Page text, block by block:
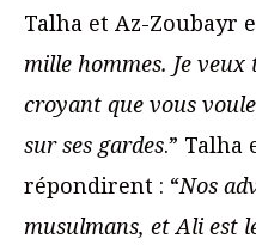
Talha et Az-Zoubayr
mille hommes. Je
croyant que vous
sur ses gardes.” Talha
répondirent : “Nos
musulmans, et Ali est